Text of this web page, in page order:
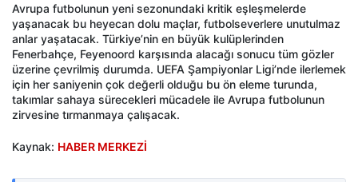
Avrupa futbolunun yeni sezonundaki kritik eşleşmelerde
yaşanacak bu heyecan dolu maçlar, futbolseverlere unutulmaz
anlar yaşatacak. Türkiye’nin en büyük kulüplerinden
Fenerbahçe, Feyenoord karşısında alacağı sonucu tüm gözler
üzerine çevrilmiş durumda. UEFA Şampiyonlar Ligi’nde ilerlemek
için her saniyenin çok değerli olduğu bu ön eleme turunda,
takımlar sahaya sürecekleri mücadele ile Avrupa futbolunun
zirvesine tırmanmaya çalışacak.
Kaynak: HABER MERKEZİ